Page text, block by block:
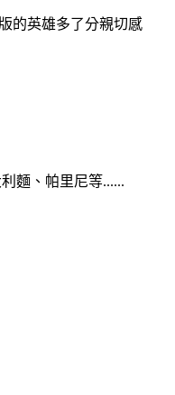
的英雄多了分親切感
麵、帕里尼等......